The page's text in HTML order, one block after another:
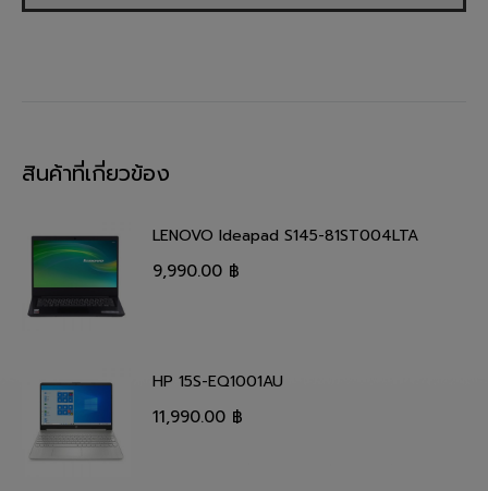
สินค้าที่เกี่ยวข้อง
LENOVO Ideapad S145-81ST004LTA
9,990.00 ฿
HP 15S-EQ1001AU
11,990.00 ฿